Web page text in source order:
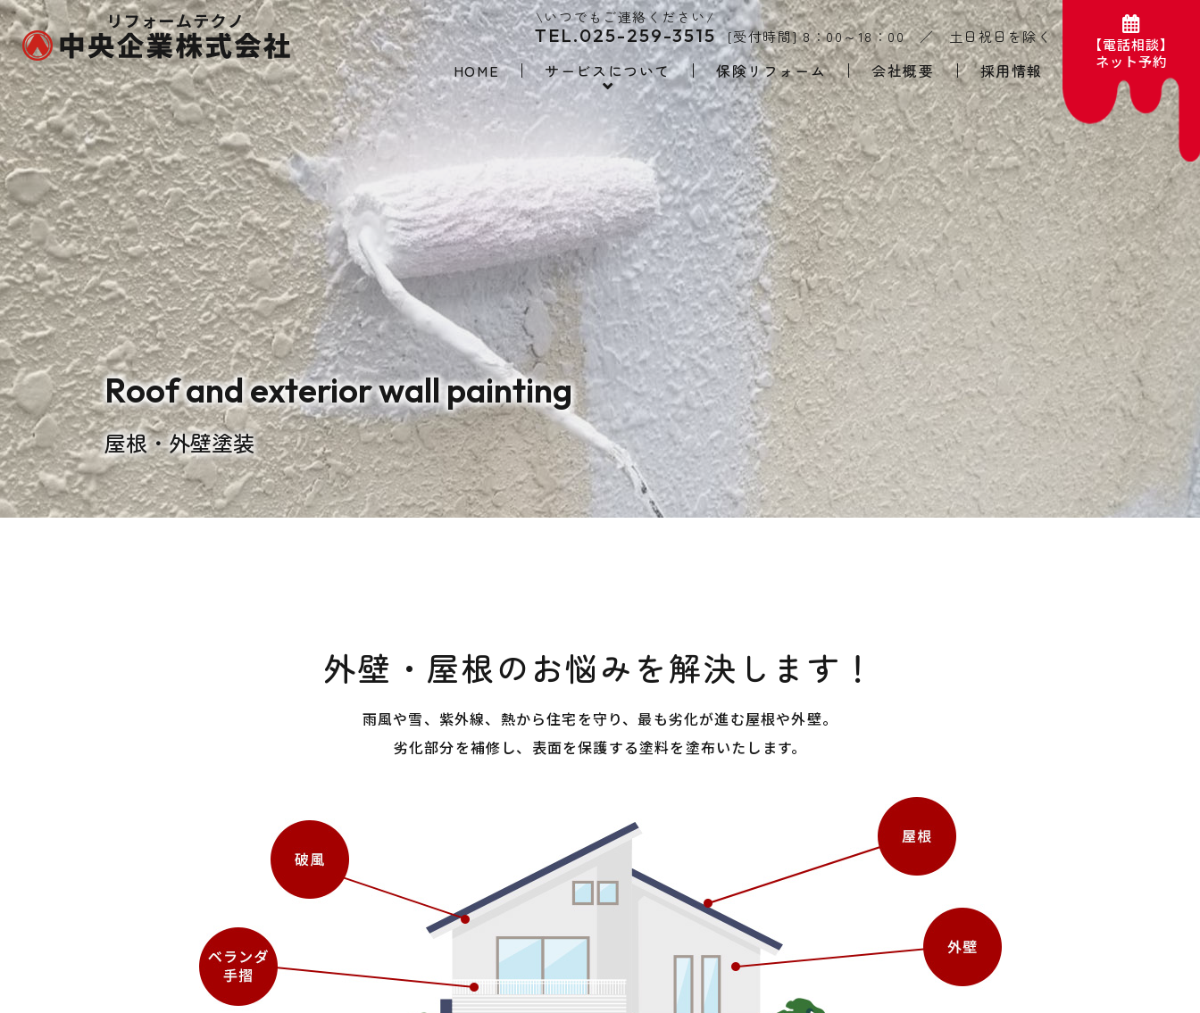
\いつでもご連絡ください/
TEL.025-259-3515 [受付時間] 8：00～18：00 ／​​​​​​​土日祝日を除く​​​​​​​
HOME サービスについて 保険リフォーム 会社概要 採用情報
【電話相談】
​​​​​​​ネット予約
Roof and exterior wall painting
屋根・外壁塗装
外壁・屋根のお悩みを​​​​​​​解決します！
雨風や雪、紫外線、熱から住宅を守り、最も劣化が進む屋根や外壁。
劣化部分を補修し、表面を保護する塗料を塗布いたします。